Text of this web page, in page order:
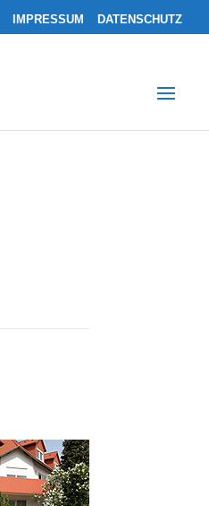
IMPRESSUM DATENSCHUTZ